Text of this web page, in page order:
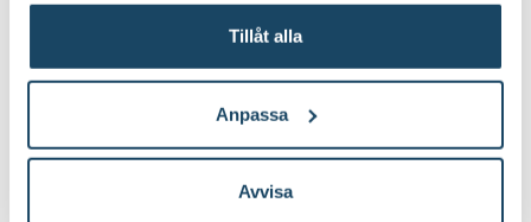
Tillåt alla
Anpassa
Avvisa